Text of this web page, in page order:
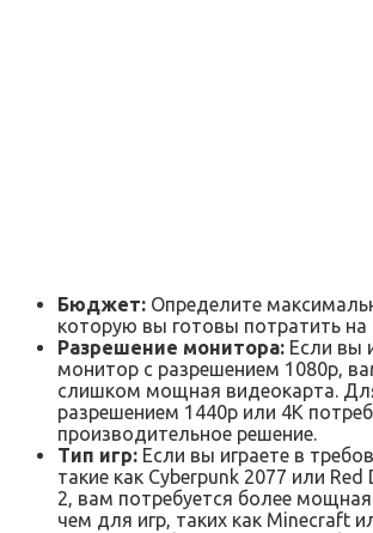
Бюджет: Определите
которую вы готовы потратить на
Разрешение монитора: Если вы
монитор с разрешением 1080p‚
слишком мощная видеокарта.
разрешением 1440p или 4K
производительное решение.
Тип игр: Если вы играете в
такие как Cyberpunk 2077 или
2‚ вам потребуется более мощная
чем для игр‚ таких как Minecraft